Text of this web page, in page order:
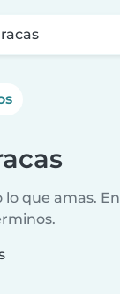
que amas.